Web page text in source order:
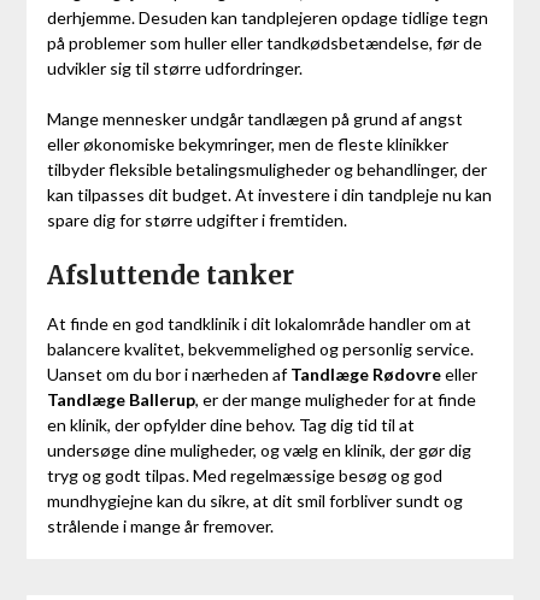
derhjemme. Desuden kan tandplejeren opdage tidlige tegn
på problemer som huller eller tandkødsbetændelse, før de
udvikler sig til større udfordringer.
Mange mennesker undgår tandlægen på grund af angst
eller økonomiske bekymringer, men de fleste klinikker
tilbyder fleksible betalingsmuligheder og behandlinger, der
kan tilpasses dit budget. At investere i din tandpleje nu kan
spare dig for større udgifter i fremtiden.
Afsluttende tanker
At finde en god tandklinik i dit lokalområde handler om at
balancere kvalitet, bekvemmelighed og personlig service.
Uanset om du bor i nærheden afTandlæge Rødovreeller
Tandlæge Ballerup, er der mange muligheder for at finde
en klinik, der opfylder dine behov. Tag dig tid til at
undersøge dine muligheder, og vælg en klinik, der gør dig
tryg og godt tilpas. Med regelmæssige besøg og god
mundhygiejne kan du sikre, at dit smil forbliver sundt og
strålende i mange år fremover.